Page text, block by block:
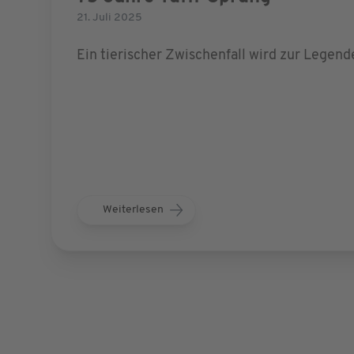
21. Juli 2025
Ein tierischer Zwischenfall wird zur
Weiterlesen